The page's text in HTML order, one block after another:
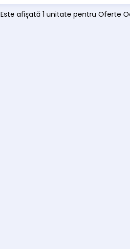
Este afișată 1 unitate pentru Oferte